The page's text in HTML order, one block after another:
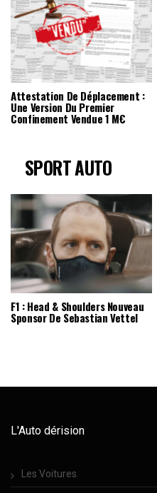
Attestation De Déplacement :
Une Version Du Premier
Confinement Vendue 1 M€
SPORT AUTO
F1 : Head & Shoulders Nouveau
Sponsor De Sebastian Vettel
L'Auto dérision
Les Voitures